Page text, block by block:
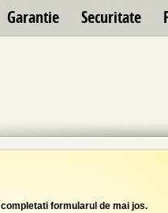
formularul de mai jos.
Garantie Securitate